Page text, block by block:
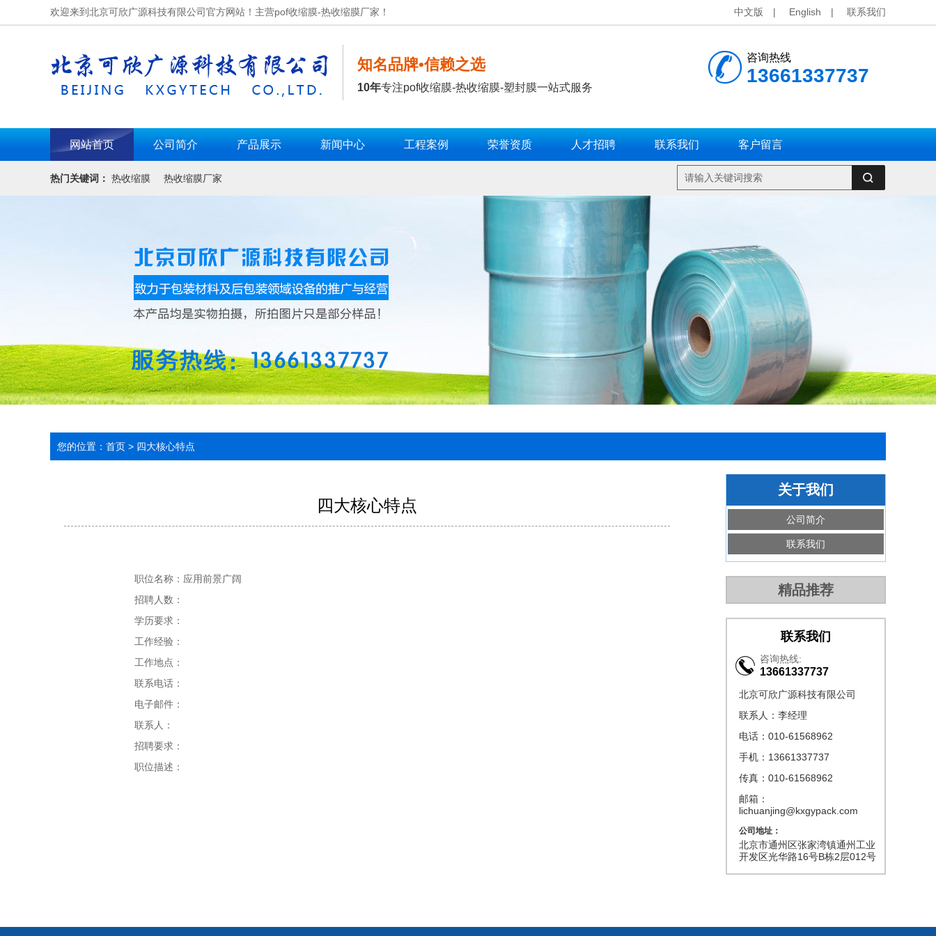
中文版 | English | 联系我们
欢迎来到北京可欣广源科技有限公司官方网站！主营pof收缩膜-热收缩膜厂家！
知名品牌•信赖之选
10年专注pof收缩膜-热收缩膜-塑封膜一站式服务
咨询热线
13661337737
网站首页 公司简介 产品展示 新闻中心 工程案例 荣誉资质 人才招聘 联系我们 客户留言
热门关键词： 热收缩膜 热收缩膜厂家
您的位置： 首页 > 四大核心特点
四大核心特点
职位名称： 应用前景广阔
招聘人数：
学历要求：
工作经验：
工作地点：
联系电话：
电子邮件：
联系人：
招聘要求：
职位描述：
关于我们
公司简介
联系我们
精品推荐
联系我们
咨询热线:
13661337737
北京可欣广源科技有限公司
联系人：李经理
电话：010-61568962
手机：13661337737
传真：010-61568962
邮箱：
lichuanjing@kxgypack.com
公司地址：
北京市通州区张家湾镇通州工业
开发区光华路16号B栋2层012号